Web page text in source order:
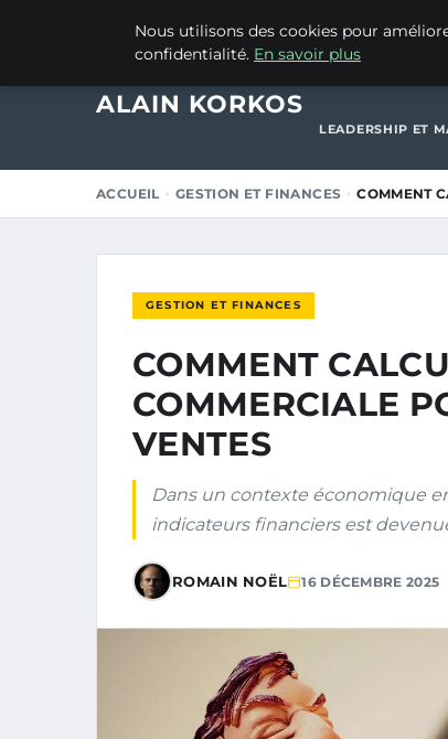
ALAIN KORKOS
LEADERSHIP ET
ACCUEIL GESTION ET FINANCES COMMENT
GESTION ET FINANCES
COMMENT
COMMERCIALE
VENTES
Dans un contexte économique
indicateurs financiers est
ROMAIN NOËL 16 DÉCEMBRE 2025
Nous utilisons des cookies pour
confidentialité. En savoir plus